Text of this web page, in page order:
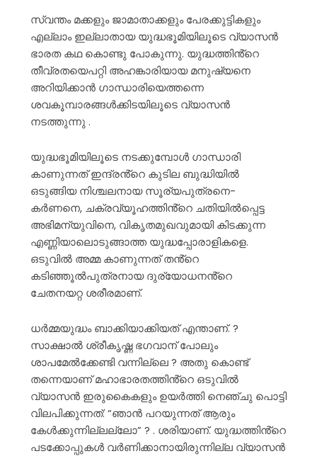
സ്വന്തം മക്കളും ജാമാതാക്കളും പേരക്കുട്ടികളും
എല്ലാം ഇല്ലാതായ യുദ്ധഭൂമിയിലൂടെ വ്യാസൻ
ഭാരത കഥ കൊണ്ടു പോകുന്നു. യുദ്ധത്തിൻ്റെ
തീവ്രതയെപറ്റി അഹങ്കാരിയായ മനുഷ്യനെ
അറിയിക്കാൻ ഗാന്ധാരിയെത്തന്നെ
ശവകൂമ്പാരങ്ങൾക്കിടയിലൂടെ വ്യാസൻ
നടത്തുന്നു .
യുദ്ധഭൂമിയിലൂടെ നടക്കുമ്പോൾ ഗാന്ധാരി
കാണുന്നത് ഇന്ദ്രൻ്റെ കുടില ബുദ്ധിയിൽ
ഒടുങ്ങിയ നിശ്ചലനായ സൂര്യപുത്രനെ-
കർണനെ, ചക്രവ്യൂഹത്തിൻ്റെ ചതിയിൽപ്പെട്ട
അഭിമന്യുവിനെ, വികൃതമുഖവുമായി കിടക്കുന്ന
എണ്ണിയാലൊടുങ്ങാത്ത യുദ്ധപ്പോരാളികളെ.
ഒടുവിൽ അമ്മ കാണുന്നത് തൻ്റെ
കടിഞ്ഞൂൽപുത്രനായ ദുര്യോധനൻ്റെ
ചേതനയറ്റ ശരീരമാണ്.
ധർമ്മയുദ്ധം ബാക്കിയാക്കിയത് എന്താണ്. ?
സാക്ഷാൽ ശ്രീകൃഷ്ണ ഭഗവാന് പോലും
ശാപമേൽക്കേണ്ടി വന്നില്ലെ ? അതു കൊണ്ട്
തന്നെയാണ് മഹാഭാരതത്തിൻ്റെ ഒടുവിൽ
വ്യാസൻ ഇരുകൈകളും ഉയർത്തി നെഞ്ചു പൊട്ടി
വിലപിക്കുന്നത്: “ഞാൻ പറയുന്നത് ആരും
കേൾക്കുന്നില്ലല്ലോ” ? . ശരിയാണ്. യുദ്ധത്തിൻ്റെ
പടക്കോപ്പുകൾ വർണിക്കാനായിരുന്നില്ല വ്യാസൻ